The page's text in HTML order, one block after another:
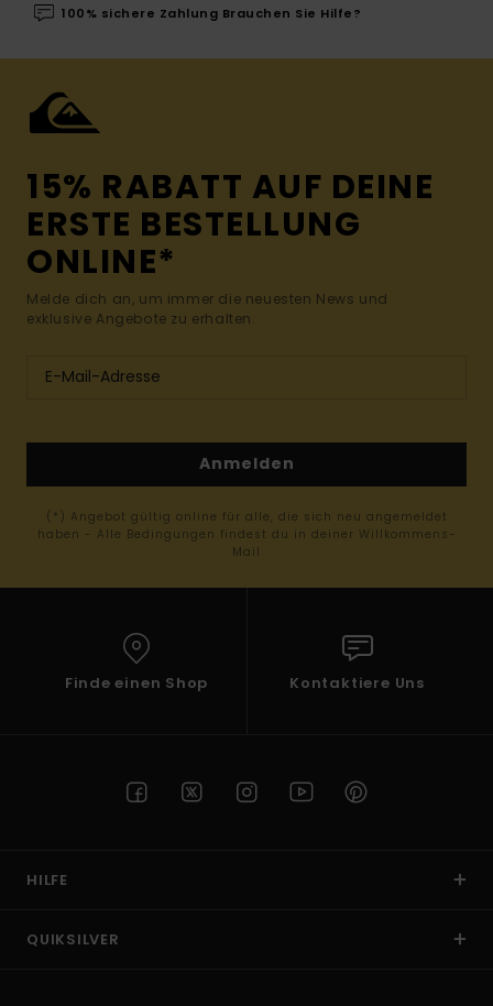
100% sichere Zahlung Brauchen Sie Hilfe?
15% RABATT AUF DEINE
ERSTE BESTELLUNG
ONLINE*
Melde dich an, um immer die neuesten News und
exklusive Angebote zu erhalten.
Anmelden
(*) Angebot gültig online für alle, die sich neu angemeldet
haben - Alle Bedingungen findest du in deiner Willkommens-
Mail
Finde einen Shop Kontaktiere Uns
HILFE
QUIKSILVER